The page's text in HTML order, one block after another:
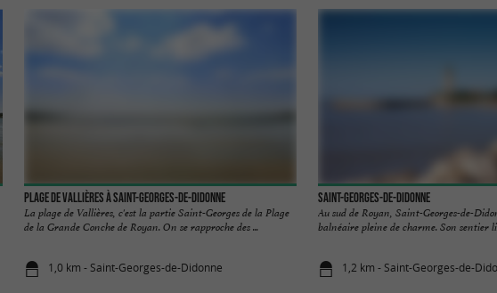
Plage de Vallières à Saint-Georges-de-Didonne
La plage de Vallières, c'est la partie Saint-Georges de la Plage
de la Grande Conche de Royan. On se rapproche des ...
1,0 km - Saint-Georges-de-Didonne
Saint-Georges-de-Didonne
Au sud de Royan, Saint-Georges-de-
balnéaire pleine de charme. Son sentier
1,2 km - Saint-Georges-de-